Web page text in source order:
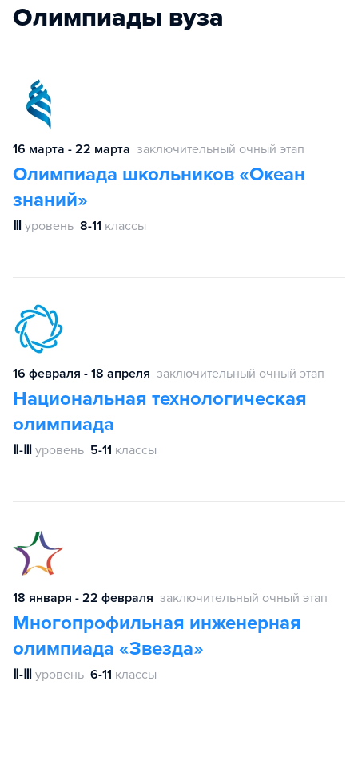
Олимпиады вуза
16 марта - 22 марта заключительный очный этап
Олимпиада школьников «Океан
знаний»
Ⅲ уровень 8-11 классы
16 февраля - 18 апреля заключительный очный этап
Национальная технологическая
олимпиада
Ⅱ-Ⅲ уровень 5-11 классы
18 января - 22 февраля заключительный очный этап
Многопрофильная инженерная
олимпиада «Звезда»
Ⅱ-Ⅲ уровень 6-11 классы